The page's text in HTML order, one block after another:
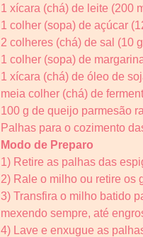
1 xícara (chá) de leite (200
1 colher (sopa) de açúcar
2 colheres (chá) de sal (10
1 colher (sopa) de
1 xícara (chá) de óleo de
meia colher (chá) de
100 g de queijo parmesão
Palhas para o cozimento
Modo de Preparo
1) Retire as palhas das
2) Rale o milho ou retire os
3) Transfira o milho batido
mexendo sempre, até
4) Lave e enxugue as